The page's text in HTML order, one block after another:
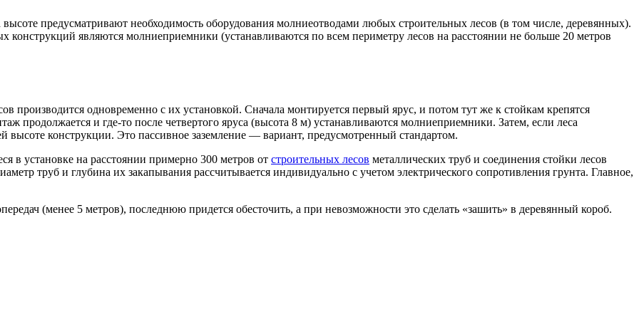
предусматривают необходимость оборудования молниеотводами любых строительных лесов (в том числе, деревянных).
конструкций являются молниеприемники (устанавливаются по всем периметру лесов на расстоянии не больше 20 метров
производится одновременно с их установкой. Сначала монтируется первый ярус, и потом тут же к стойкам крепятся
продолжается и где-то после четвертого яруса (высота 8 м) устанавливаются молниеприемники. Затем, если леса
конструкции. Это пассивное заземление — вариант, предусмотренный стандартом.
в установке на расстоянии примерно 300 метров от строительных лесов металлических труб и соединения стойки лесов
труб и глубина их закапывания рассчитывается индивидуально с учетом электрического сопротивления грунта. Главное,
(менее 5 метров), последнюю придется обесточить, а при невозможности это сделать «зашить» в деревянный короб.